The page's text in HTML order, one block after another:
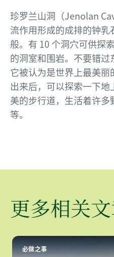
珍罗兰山洞（Jenolan
流作用形成的成排的钟
般。有 10 个洞穴可供探
的洞室和围岩。不要错过
它被认为是世界上最美
出来后，可以探索一下
美的步行道，生活着许
等。
更多相关
必做之事